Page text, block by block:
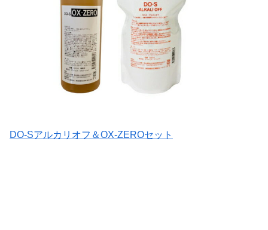
DO-Sアルカリオフ＆OX-ZEROセット